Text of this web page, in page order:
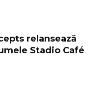
relansează
Stadio Café